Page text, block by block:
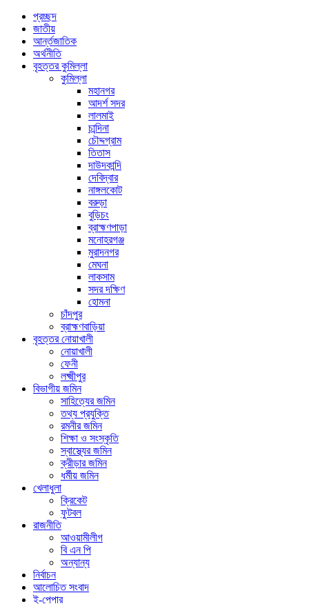
প্রচ্ছদ
জাতীয়
আর্ন্তজাতিক
অর্থনীতি
বৃহত্তর কুমিল্লা
কুমিল্লা
মহানগর
আদর্শ সদর
লালমাই
চান্দিনা
চৌদ্দগ্রাম
তিতাস
দাউদকান্দি
দেবিদ্বার
নাঙ্গলকোট
বরুড়া
বুড়িচং
ব্রাহ্মণপাড়া
মনোহরগঞ্জ
মুরাদনগর
মেঘনা
লাকসাম
সদর দক্ষিণ
হোমনা
চাঁদপুর
ব্রাহ্মণবাড়িয়া
বৃহত্তর নোয়াখালী
নোয়াখালী
ফেনী
লক্ষ্মীপুর
বিভাগীয় জমিন
সাহিত্যের জমিন
তথ্য প্রযুক্তি
রমনীর জমিন
শিক্ষা ও সংস্কৃতি
স্বাস্থ্যের জমিন
ক্রীড়ার জমিন
ধর্মীয় জমিন
খেলাধুলা
ক্রিকেট
ফুটবল
রাজনীতি
আওয়ামীলীগ
বি এন পি
অন্যান্য
নির্বাচন
আলোচিত সংবাদ
ই-পেপার